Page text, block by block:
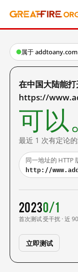
属于 addtoany.com
在中国大陆能
https://
可以
最近 1 次有定论的
同一地址的 HTTP
http://
2023
首次测试
0/1
受干扰 · 近
立即测试